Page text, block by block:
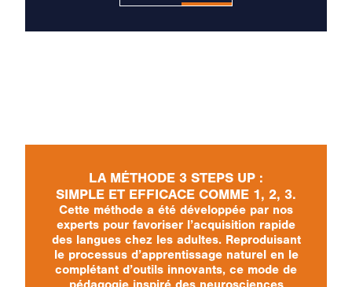
LA MÉTHODE 3 STEPS UP :
SIMPLE ET EFFICACE COMME 1, 2, 3.
Cette méthode a été développée par nos
experts pour favoriser l’acquisition rapide
des langues chez les adultes. Reproduisant
le processus d’apprentissage naturel en le
complétant d’outils innovants, ce mode de